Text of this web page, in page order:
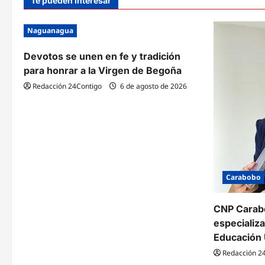
ruta
Valencia
Bogotá
de
270
Naguanagua
Devotos se unen en fe y tradición
para honrar a la Virgen de Begoña
Redacción 24Contigo 6 de agosto de 2026
Carabobo
CNP
Educación
Redacción